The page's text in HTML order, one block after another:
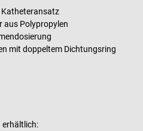
Katheteransatz
aus Polypropylen
mit doppeltem Dichtungsring
erhältlich: